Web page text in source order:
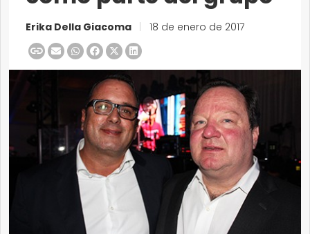
Erika Della Giacoma 18 de enero de 2017